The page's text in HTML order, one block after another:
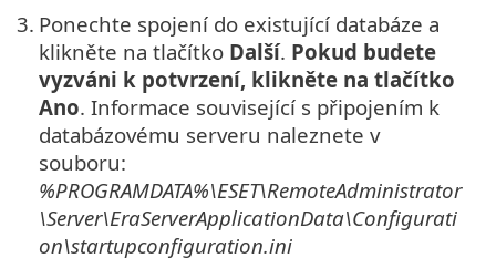
3. Ponechte spojení do existující databáze a
klikněte na tlačítko Další. Pokud budete
vyzváni k potvrzení, klikněte na tlačítko
Ano. Informace související s připojením k
databázovému serveru naleznete v
souboru:
%PROGRAMDATA%\ESET\RemoteAdministrator
\Server\EraServerApplicationData\Configurati
on\startupconfiguration.ini